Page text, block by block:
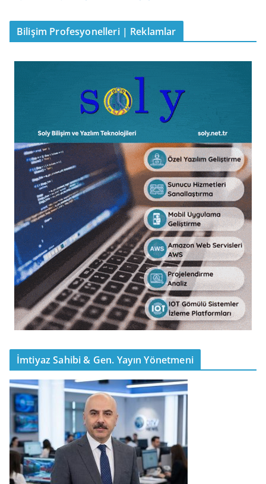
Bilişim Profesyonelleri | Reklamlar
İmtiyaz Sahibi & Gen. Yayın Yönetmeni